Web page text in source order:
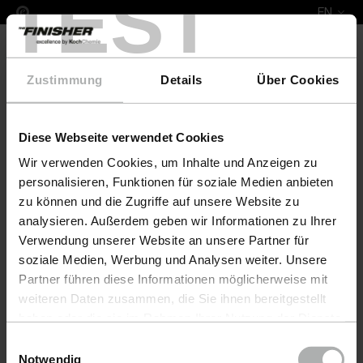
TEST
Zustimmung Details Über Cookies
Diese Webseite verwendet Cookies
Wir verwenden Cookies, um Inhalte und Anzeigen zu
personalisieren, Funktionen für soziale Medien anbieten
zu können und die Zugriffe auf unsere Website zu
analysieren. Außerdem geben wir Informationen zu Ihrer
Verwendung unserer Website an unsere Partner für
soziale Medien, Werbung und Analysen weiter. Unsere
Partner führen diese Informationen möglicherweise mit
weiteren Daten zusammen, die Sie ihnen bereitgestellt
Einstellungen zu den Cookies finden Sie unter
Notwendig
EN
Complete Leather Repair Set La-Z-Boy